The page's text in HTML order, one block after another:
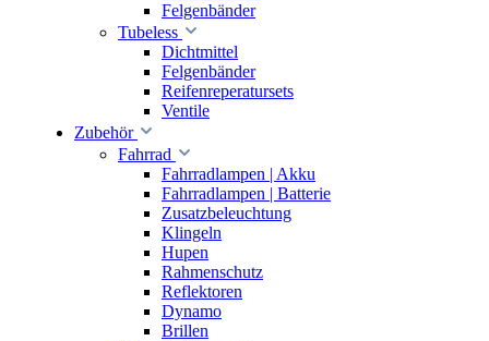
Felgenbänder
Tubeless
Dichtmittel
Felgenbänder
Reifenreperatursets
Ventile
Zubehör
Fahrrad
Fahrradlampen | Akku
Fahrradlampen | Batterie
Zusatzbeleuchtung
Klingeln
Hupen
Rahmenschutz
Reflektoren
Dynamo
Brillen